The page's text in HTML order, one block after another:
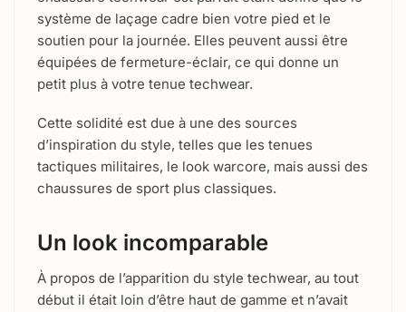
système de laçage cadre bien votre pied et le
soutien pour la journée. Elles peuvent aussi être
équipées de fermeture-éclair, ce qui donne un
petit plus à votre tenue techwear.
Cette solidité est due à une des sources
d’inspiration du style, telles que les tenues
tactiques militaires, le look warcore, mais aussi des
chaussures de sport plus classiques.
Un look incomparable
À propos de l’apparition du style techwear, au tout
début il était loin d’être haut de gamme et n’avait